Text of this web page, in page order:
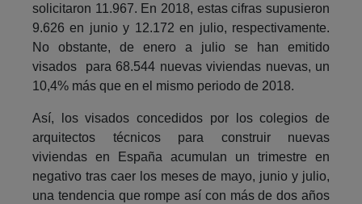
solicitaron 11.967. En 2018, estas cifras supusieron
9.626 en junio y 12.172 en julio, respectivamente.
No obstante, de enero a julio se han emitido
visados para 68.544 nuevas viviendas nuevas, un
10,4% más que en el mismo periodo de 2018.
Así, los visados concedidos por los colegios de
arquitectos técnicos para construir nuevas
viviendas en España acumulan un trimestre en
negativo tras caer los meses de mayo, junio y julio,
una tendencia que rompe así con más de dos años